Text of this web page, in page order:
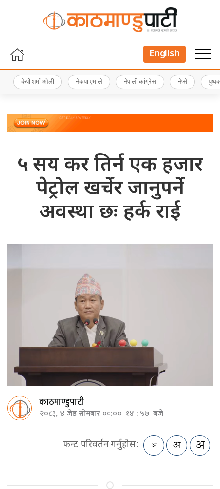
English
केपी शर्मा ओली नेकपा एमाले नेपाली कांग्रेस नेप्से
५ सय कर तिर्न एक हजार
पेट्रोल खर्चेर जानुपर्ने
अवस्था छः हर्क राई
काठमाण्डुपाटी
२०८३, ४ जेष्ठ सोमबार ००:०० १४ : ५७ बजे
फन्ट परिवर्तन गर्नुहोस: